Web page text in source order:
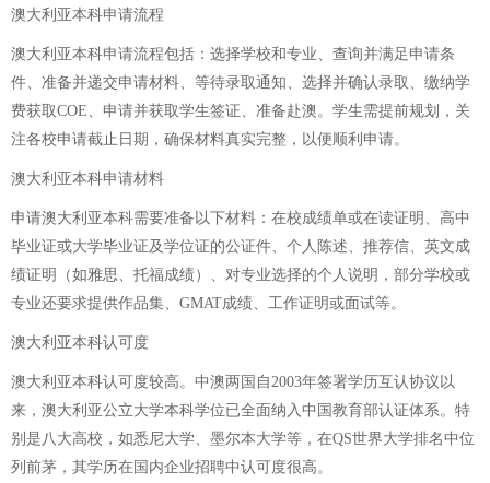
澳大利亚本科申请流程
澳大利亚本科申请流程包括：选择学校和专业、查询并满足申请条
件、准备并递交申请材料、等待录取通知、选择并确认录取、缴纳学
费获取COE、申请并获取学生签证、准备赴澳。学生需提前规划，关
注各校申请截止日期，确保材料真实完整，以便顺利申请。
澳大利亚本科申请材料
申请澳大利亚本科需要准备以下材料：在校成绩单或在读证明、高中
毕业证或大学毕业证及学位证的公证件、个人陈述、推荐信、英文成
绩证明（如雅思、托福成绩）、对专业选择的个人说明，部分学校或
专业还要求提供作品集、GMAT成绩、工作证明或面试等。
澳大利亚本科认可度
澳大利亚本科认可度较高。中澳两国自2003年签署学历互认协议以
来，澳大利亚公立大学本科学位已全面纳入中国教育部认证体系。特
别是八大高校，如悉尼大学、墨尔本大学等，在QS世界大学排名中位
列前茅，其学历在国内企业招聘中认可度很高。